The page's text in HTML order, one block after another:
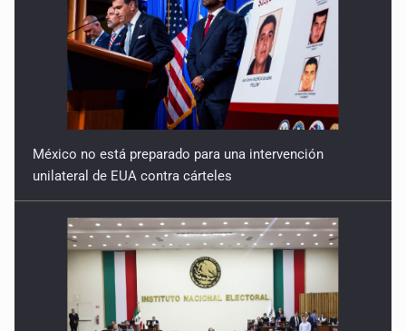
México no está preparado para una intervención
unilateral de EUA contra cárteles